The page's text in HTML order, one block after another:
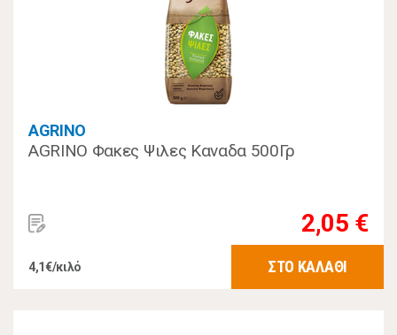
AGRINO
AGRINO Φακες Ψιλες Καναδα 500Γρ
2,05 €
4,1€/κιλό ΣΤΟ ΚΑΛΑΘΙ